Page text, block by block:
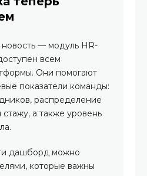
— модуль HR-
всем
Они помогают
показатели команды:
распределение
стажу, а также уровень
дашборд можно
которые важны